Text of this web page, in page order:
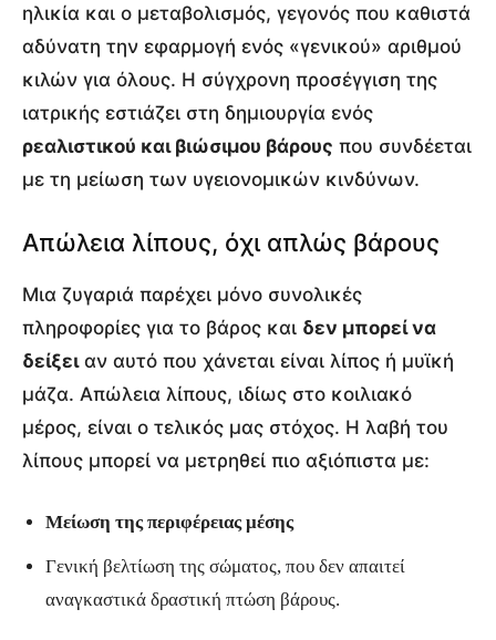
ηλικία και ο μεταβολισμός, γεγονός που καθιστά
αδύνατη την εφαρμογή ενός «γενικού» αριθμού
κιλών για όλους. Η σύγχρονη προσέγγιση της
ιατρικής εστιάζει στη δημιουργία ενός
ρεαλιστικού και βιώσιμου βάρους που συνδέεται
με τη μείωση των υγειονομικών κινδύνων.
Απώλεια λίπους, όχι απλώς βάρους
Μια ζυγαριά παρέχει μόνο συνολικές
πληροφορίες για το βάρος και δεν μπορεί να
δείξειαν αυτό που χάνεται είναι λίπος ή μυϊκή
μάζα. Απώλεια λίπους, ιδίως στο κοιλιακό
μέρος, είναι ο τελικός μας στόχος. Η λαβή του
λίπους μπορεί να μετρηθεί πιο αξιόπιστα με:
Μείωση της περιφέρειας μέσης
Γενική βελτίωση της σώματος, που δεν απαιτεί
αναγκαστικά δραστική πτώση βάρους.